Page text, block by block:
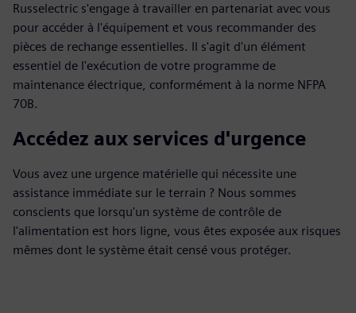
Russelectric s'engage à travailler en partenariat avec vous
pour accéder à l'équipement et vous recommander des
pièces de rechange essentielles. Il s'agit d'un élément
essentiel de l'exécution de votre programme de
maintenance électrique, conformément à la norme NFPA
70B.
Accédez aux services d'urgence
Vous avez une urgence matérielle qui nécessite une
assistance immédiate sur le terrain ? Nous sommes
conscients que lorsqu'un système de contrôle de
l'alimentation est hors ligne, vous êtes exposée aux risques
mêmes dont le système était censé vous protéger.